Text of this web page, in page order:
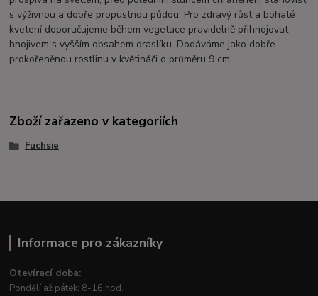
s výživnou a dobře propustnou půdou. Pro zdravý růst a bohaté
kvetení doporučujeme během vegetace pravidelně přihnojovat
hnojivem s vyšším obsahem draslíku. Dodáváme jako dobře
prokořeněnou rostlinu v květináči o průměru 9 cm.
Zboží zařazeno v kategoriích
Fuchsie
Informace pro zákazníky
Otevírací doba:
Pondělí až pátek: 8-16 hod.